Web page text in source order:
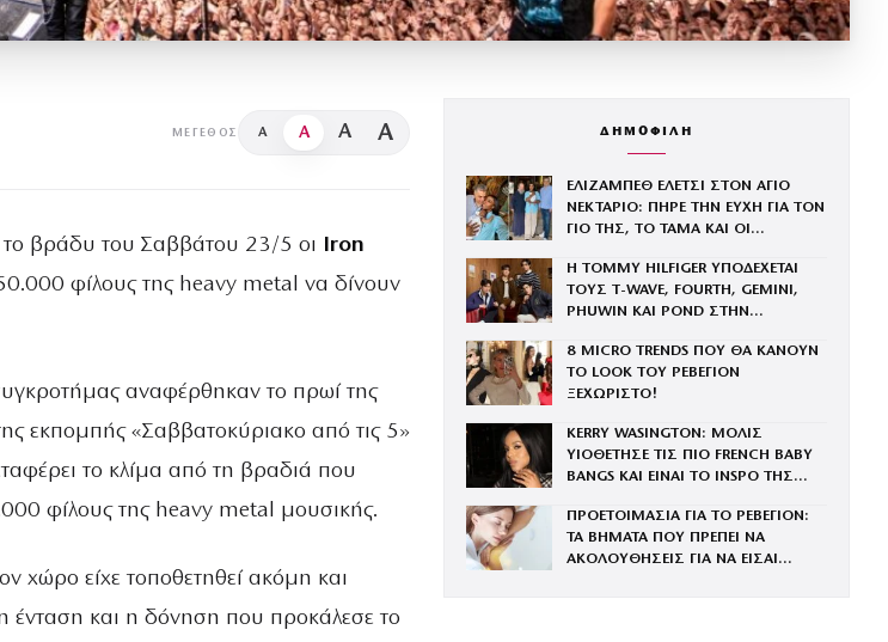
ΜΈΓΕΘΟΣ A A A A
βράδυ του Σαββάτου 23/5 οι Iron
φίλους της heavy metal να δίνουν
αναφέρθηκαν το πρωί της
εκπομπής «Σαββατοκύριακο από τις 5»
το κλίμα από τη βραδιά που
φίλους της heavy metal μουσικής.
είχε τοποθετηθεί ακόμη και
ένταση και η δόνηση που προκάλεσε το
ΔΗΜΟΦΙΛΗ
ΕΛΙΖΑΜΠΕΘ ΕΛΕΤΣΙ ΣΤΟΝ ΑΓΙΟ
ΝΕΚΤΑΡΙΟ: ΠΗΡΕ ΤΗΝ ΕΥΧΗ ΓΙΑ ΤΟΝ
ΓΙΟ ΤΗΣ, ΤΟ ΤΑΜΑ ΚΑΙ ΟΙ
ΑΓΙΟΥ
Η TOMMY HILFIGER ΥΠΟΔΕΧΕΤΑΙ
ΤΟΥΣ Τ-WAVE, FOURTH, GEMINI,
PHUWIN ΚΑΙ POND ΣΤΗΝ
8 MICRO TRENDS ΠΟΥ ΘΑ ΚΑΝΟΥΝ
ΤΟ LOOK ΤΟΥ ΡΕΒΕΓΙΟΝ
ΞΕΧΩΡΙΣΤΟ!
KERRY WASINGTON: ΜΟΛΙΣ
ΥΙΟΘΕΤΗΣΕ ΤΙΣ ΠΙΟ FRENCH BABY
BANGS ΚΑΙ ΕΙΝΑΙ ΤΟ INSPO ΤΗΣ
ΠΡΟΕΤΟΙΜΑΣΙΑ ΓΙΑ ΤΟ ΡΕΒΕΓΙΟΝ:
ΤΑ ΒΗΜΑΤΑ ΠΟΥ ΠΡΕΠΕΙ ΝΑ
ΑΚΟΛΟΥΘΗΣΕΙΣ ΓΙΑ ΝΑ ΕΙΣΑΙ